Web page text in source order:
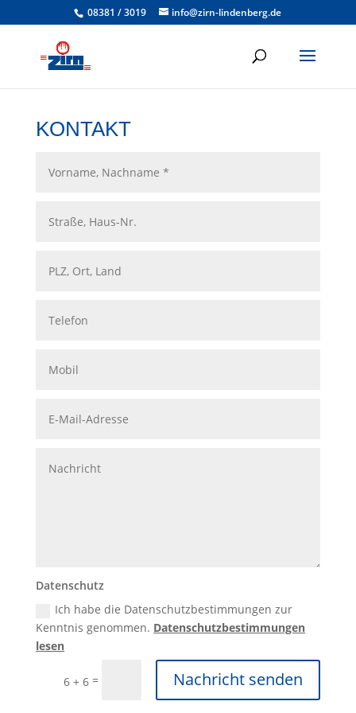
08381 / 3019 info@zirn-lindenberg.de
KONTAKT
Datenschutz
Ich habe die Datenschutzbestimmungen zur
Kenntnis genommen. Datenschutzbestimmungen
lesen
6 + 6 = Nachricht senden